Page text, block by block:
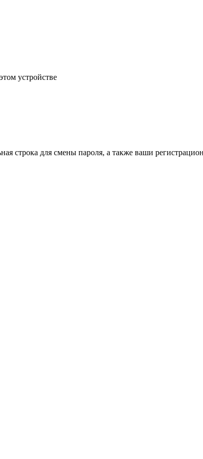
устройстве
строка для смены пароля, а также ваши